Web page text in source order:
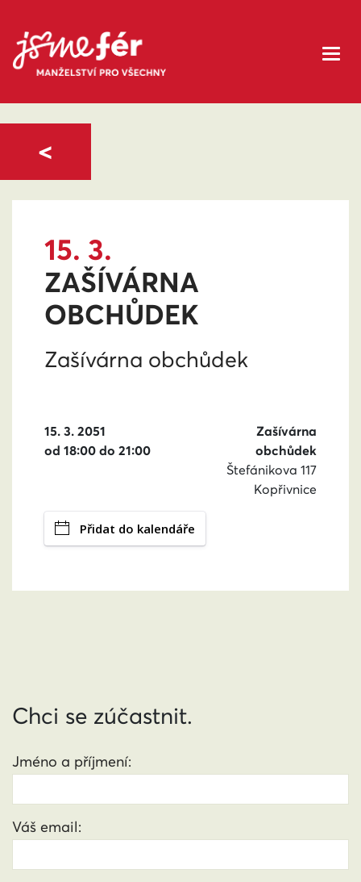
15. 3.
ZAŠÍVÁRNA
OBCHŮDEK
Zašívárna obchůdek
15. 3. 2051
od 18:00 do 21:00
Zašívárna
obchůdek
Štefánikova 117
Kopřivnice
Přidat do kalendáře
<
Chci se zúčastnit.
Jméno a příjmení:
Váš email: